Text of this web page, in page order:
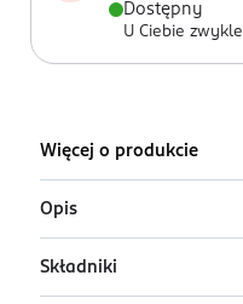
Dostępny
U Ciebie
Więcej o produkcie
Opis
Tusz Extension Volume
Składniki